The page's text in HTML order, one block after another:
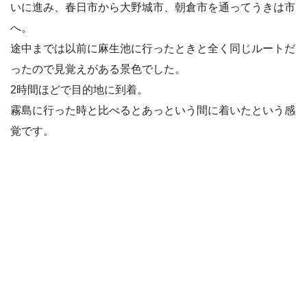
いに進み、春日市から大野城市、朝倉市を通ってうきは市
へ。
途中までは以前に麻生池に行ったときと全く同じルートだ
ったので見覚えがある景色でした。
2時間ほどで目的地に到着。
霧島に行った時と比べるとあっという間に着いたという感
覚です。